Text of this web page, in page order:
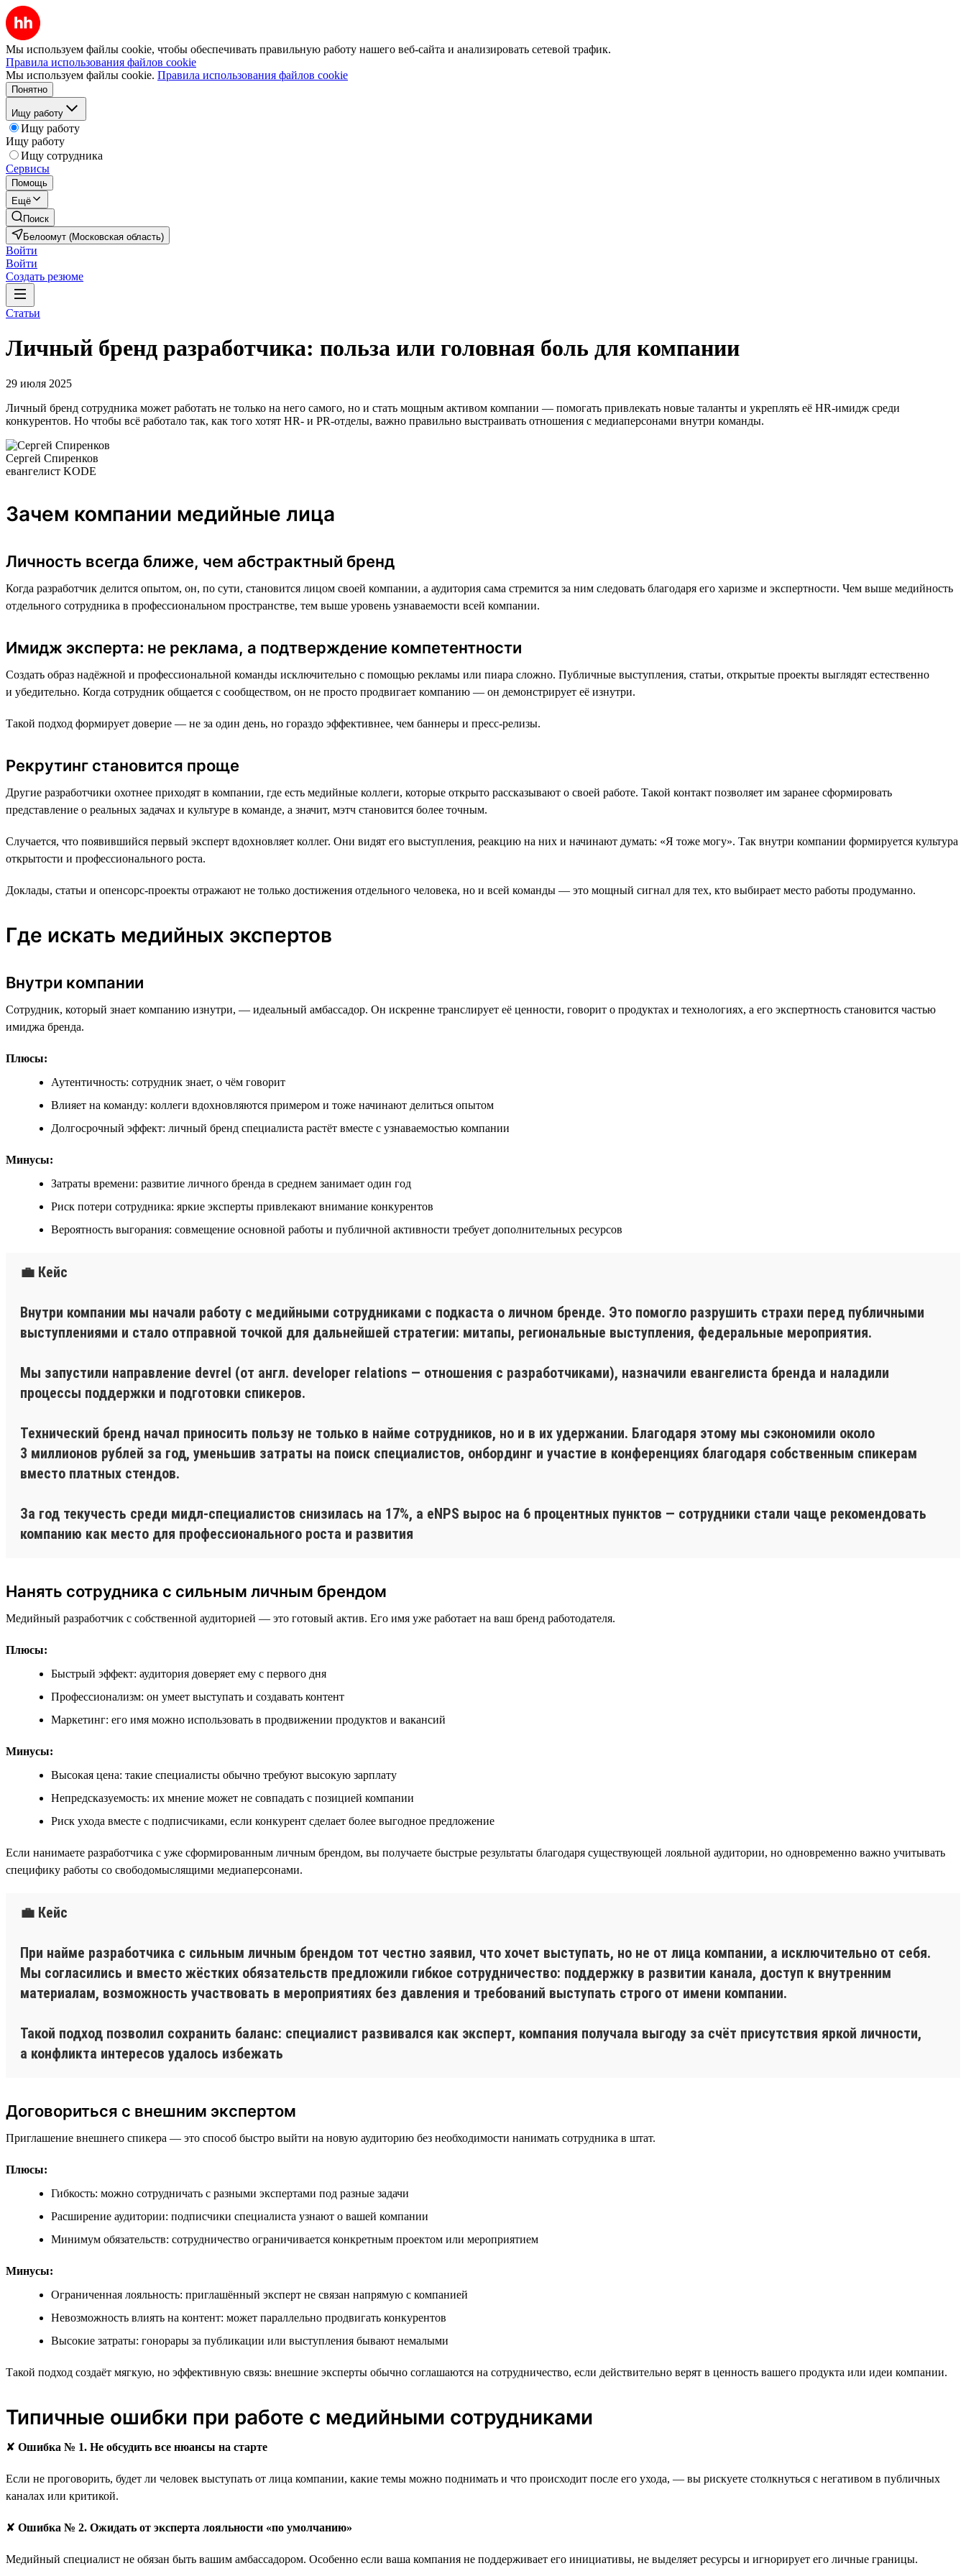
Мы используем файлы cookie, чтобы обеспечивать правильную работу нашего веб-сайта и анализировать сетевой трафик.
Правила использования файлов cookie
Мы используем файлы cookie. Правила использования файлов cookie
Понятно
Ищу работу
Ищу работу
Ищу работу
Ищу сотрудника
Сервисы
Помощь
Ещё
Поиск
Белоомут (Московская область)
Войти
Войти
Создать резюме
Статьи
Личный бренд разработчика: польза или головная боль для компании
29 июля 2025
Личный бренд сотрудника может работать не только на него самого, но и стать мощным активом компании — помогать привлекать новые таланты и укреплять её HR-имидж среди
конкурентов. Но чтобы всё работало так, как того хотят HR- и PR-отделы, важно правильно выстраивать отношения с медиаперсонами внутри команды.
Сергей Спиренков
евангелист KODE
Зачем компании медийные лица
Личность всегда ближе, чем абстрактный бренд
Когда разработчик делится опытом, он, по сути, становится лицом своей компании, а аудитория сама стремится за ним следовать благодаря его харизме и экспертности. Чем выше медийность
отдельного сотрудника в профессиональном пространстве, тем выше уровень узнаваемости всей компании.
Имидж эксперта: не реклама, а подтверждение компетентности
Создать образ надёжной и профессиональной команды исключительно с помощью рекламы или пиара сложно. Публичные выступления, статьи, открытые проекты выглядят естественно
и убедительно. Когда сотрудник общается с сообществом, он не просто продвигает компанию — он демонстрирует её изнутри.
Такой подход формирует доверие — не за один день, но гораздо эффективнее, чем баннеры и пресс-релизы.
Рекрутинг становится проще
Другие разработчики охотнее приходят в компании, где есть медийные коллеги, которые открыто рассказывают о своей работе. Такой контакт позволяет им заранее сформировать
представление о реальных задачах и культуре в команде, а значит, мэтч становится более точным.
Случается, что появившийся первый эксперт вдохновляет коллег. Они видят его выступления, реакцию на них и начинают думать: «Я тоже могу». Так внутри компании формируется культура
открытости и профессионального роста.
Доклады, статьи и опенсорс-проекты отражают не только достижения отдельного человека, но и всей команды — это мощный сигнал для тех, кто выбирает место работы продуманно.
Где искать медийных экспертов
Внутри компании
Сотрудник, который знает компанию изнутри, — идеальный амбассадор. Он искренне транслирует её ценности, говорит о продуктах и технологиях, а его экспертность становится частью
имиджа бренда.
Плюсы:
Аутентичность: сотрудник знает, о чём говорит
Влияет на команду: коллеги вдохновляются примером и тоже начинают делиться опытом
Долгосрочный эффект: личный бренд специалиста растёт вместе с узнаваемостью компании
Минусы:
Затраты времени: развитие личного бренда в среднем занимает один год
Риск потери сотрудника: яркие эксперты привлекают внимание конкурентов
Вероятность выгорания: совмещение основной работы и публичной активности требует дополнительных ресурсов
💼 Кейс
Внутри компании мы начали работу с медийными сотрудниками с подкаста о личном бренде. Это помогло разрушить страхи перед публичными
выступлениями и стало отправной точкой для дальнейшей стратегии: митапы, региональные выступления, федеральные мероприятия.
Мы запустили направление devrel (от англ. developer relations — отношения с разработчиками), назначили евангелиста бренда и наладили
процессы поддержки и подготовки спикеров.
Технический бренд начал приносить пользу не только в найме сотрудников, но и в их удержании. Благодаря этому мы сэкономили около
3 миллионов рублей за год, уменьшив затраты на поиск специалистов, онбординг и участие в конференциях благодаря собственным спикерам
вместо платных стендов.
За год текучесть среди мидл-специалистов снизилась на 17%, а eNPS вырос на 6 процентных пунктов — сотрудники стали чаще рекомендовать
компанию как место для профессионального роста и развития
Нанять сотрудника с сильным личным брендом
Медийный разработчик с собственной аудиторией — это готовый актив. Его имя уже работает на ваш бренд работодателя.
Плюсы:
Быстрый эффект: аудитория доверяет ему с первого дня
Профессионализм: он умеет выступать и создавать контент
Маркетинг: его имя можно использовать в продвижении продуктов и вакансий
Минусы:
Высокая цена: такие специалисты обычно требуют высокую зарплату
Непредсказуемость: их мнение может не совпадать с позицией компании
Риск ухода вместе с подписчиками, если конкурент сделает более выгодное предложение
Если нанимаете разработчика с уже сформированным личным брендом, вы получаете быстрые результаты благодаря существующей лояльной аудитории, но одновременно важно учитывать
специфику работы со свободомыслящими медиаперсонами.
💼 Кейс
При найме разработчика с сильным личным брендом тот честно заявил, что хочет выступать, но не от лица компании, а исключительно от себя.
Мы согласились и вместо жёстких обязательств предложили гибкое сотрудничество: поддержку в развитии канала, доступ к внутренним
материалам, возможность участвовать в мероприятиях без давления и требований выступать строго от имени компании.
Такой подход позволил сохранить баланс: специалист развивался как эксперт, компания получала выгоду за счёт присутствия яркой личности,
а конфликта интересов удалось избежать
Договориться с внешним экспертом
Приглашение внешнего спикера — это способ быстро выйти на новую аудиторию без необходимости нанимать сотрудника в штат.
Плюсы:
Гибкость: можно сотрудничать с разными экспертами под разные задачи
Расширение аудитории: подписчики специалиста узнают о вашей компании
Минимум обязательств: сотрудничество ограничивается конкретным проектом или мероприятием
Минусы:
Ограниченная лояльность: приглашённый эксперт не связан напрямую с компанией
Невозможность влиять на контент: может параллельно продвигать конкурентов
Высокие затраты: гонорары за публикации или выступления бывают немалыми
Такой подход создаёт мягкую, но эффективную связь: внешние эксперты обычно соглашаются на сотрудничество, если действительно верят в ценность вашего продукта или идеи компании.
Типичные ошибки при работе с медийными сотрудниками
✘ Ошибка № 1. Не обсудить все нюансы на старте
Если не проговорить, будет ли человек выступать от лица компании, какие темы можно поднимать и что происходит после его ухода, — вы рискуете столкнуться с негативом в публичных
каналах или критикой.
✘ Ошибка № 2. Ожидать от эксперта лояльности «по умолчанию»
Медийный специалист не обязан быть вашим амбассадором. Особенно если ваша компания не поддерживает его инициативы, не выделяет ресурсы и игнорирует его личные границы.